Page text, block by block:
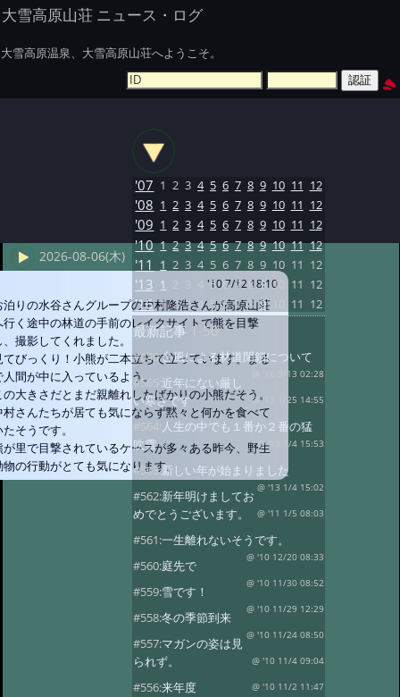
大雪高原山荘 ニュース・ログ
大雪高原温泉、大雪高原山荘へようこそ。
2026-08-06(木)
'10 7/12 18:10
泊りの水谷さんグループの中村隆浩さんが高原山荘
行く途中の林道の手前のレイクサイトで熊を目撃
、撮影してくれました。
てびっくり！小熊が二本立ちで立っています。まる
人間が中に入っているよう。
の大きさだとまだ親離れしたばかりの小熊だそう。
村さんたちが居ても気にならず黙々と何かを食べて
そうです。
が里で目撃されているケースが多々ある昨今、野生
物の行動がとても気になります。
'07 1 2 3 4 5 6 7 8 9 10 11 12
'08 1 2 3 4 5 6 7 8 9 10 11 12
'09 1 2 3 4 5 6 7 8 9 10 11 12
'10 1 2 3 4 5 6 7 8 9 10 11 12
'11 1 2 3 4 5 6 7 8 9 10 11 12
'13 1 2 3 4 5 6 7 8 9 10 11 12
'16 1 2 3 4 5 6 7 8 9 11 12
最新記事 1-50
#639:台風による林道閉鎖について
@ '16 9/13 02:28
#565:近年にない厳し
い寒さです
@ '13 1/25 14:55
#564:人生の中でも１番か２番の猛
吹雪
@ '13 1/4 15:53
#563:新しい年が始まりました
@ '13 1/4 15:02
#562:新年明けましてお
めでとうございます。
@ '11 1/5 08:03
#561:一生離れないそうです。
@ '10 12/20 08:33
#560:庭先で
@ '10 11/30 08:52
#559:雪です！
@ '10 11/29 12:29
#558:冬の季節到来
@ '10 11/24 08:50
#557:マガンの姿は見
られず。
@ '10 11/4 09:04
#556:来年度 @ '10 11/2 11:47